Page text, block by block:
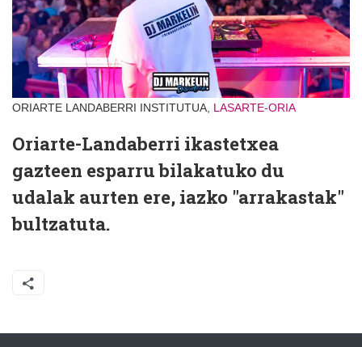
ORIARTE LANDABERRI INSTITUTUA, LASARTE-ORIA
Oriarte-Landaberri ikastetxea
gazteen esparru bilakatuko du
udalak aurten ere, iazko "arrakastak"
bultzatuta.